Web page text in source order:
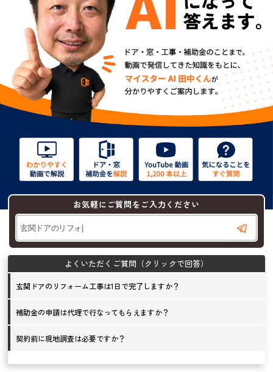
お気軽にご質問をご入力ください
玄関ドアのリフォーム工事は1日で完了しますか？
補助金の申請は代理で行なってもらえますか？
契約前に現地調査は必要ですか？